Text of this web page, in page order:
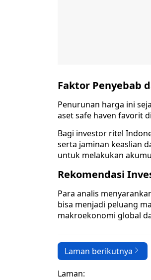
Faktor Penyebab
Penurunan harga ini
aset safe haven favorit
Bagi investor ritel
serta jaminan keaslian
untuk melakukan
Rekomendasi
Para analis
bisa menjadi peluang
makroekonomi global
Laman berikutnya
Laman: